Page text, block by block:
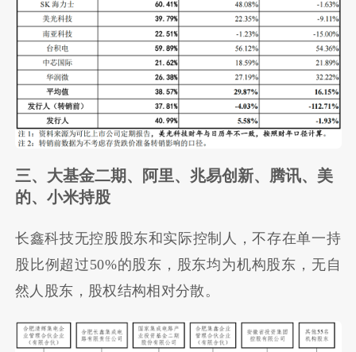
三、大基金二期、阿里、兆易创新、腾讯、美
的、小米持股
长鑫科技无控股股东和实际控制人，不存在单一持
股比例超过50%的股东，股东均为机构股东，无自
然人股东，股权结构相对分散。